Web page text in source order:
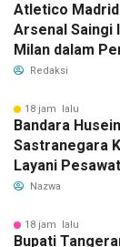
Atletico
Arsenal Saingi
Milan dalam
Cristian
Memanas
Redaksi
18 jam lalu
Bandara Husein
Sastranegara
Layani
Mulai 14
Rute Bandung-
Nazwa
18 jam lalu
Bupati